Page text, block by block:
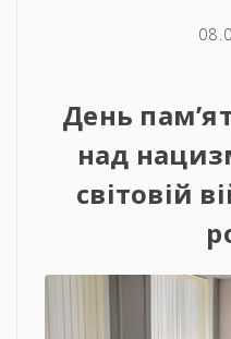
День
над
світовій